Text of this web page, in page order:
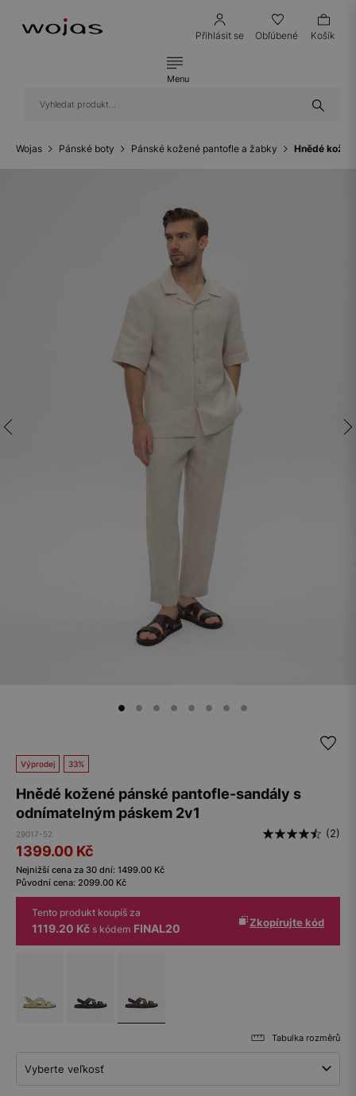
Přihlásit se Obľúbené Košík
Menu
Wojas Pánské boty Pánské kožené pantofle a žabky Hnědé
Výprodej 33%
Hnědé kožené pánské pantofle-sandály s
odnímatelným páskem 2v1
29017-52 (2)
1399.00 Kč
Nejnižší cena za 30 dní: 1499.00 Kč
Původní cena: 2099.00 Kč
Tento produkt koupíš za
1119.20 Kč s kódem FINAL20 Zkopírujte kód
Tabulka rozměrů
Vyberte veľkosť